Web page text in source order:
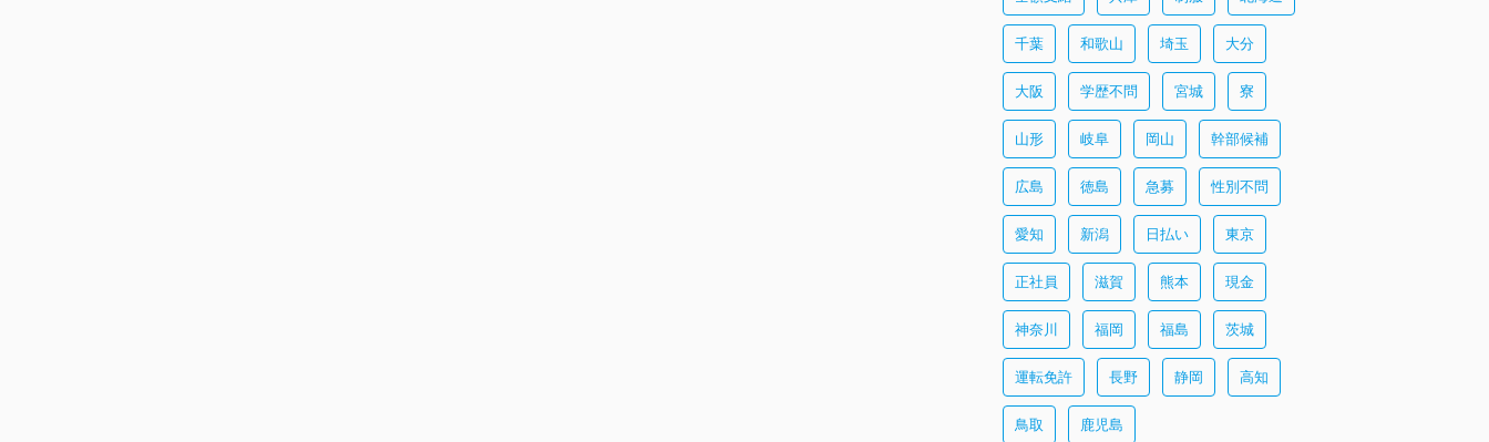
千葉 和歌山 埼玉 大分
大阪 学歴不問 宮城 寮
山形 岐阜 岡山 幹部候補
広島 徳島 急募 性別不問
愛知 新潟 日払い 東京
正社員 滋賀 熊本 現金
神奈川 福岡 福島 茨城
運転免許 長野 静岡 高知
鳥取 鹿児島